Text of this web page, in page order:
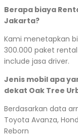
Berapa biaya
Jakarta?
Kami menetapkan
300.000 paket
include jasa driver.
Jenis mobil apa
dekat Oak Tree
Berdasarkan data
Toyota Avanza,
Reborn